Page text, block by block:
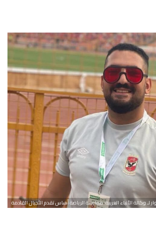
وكالة الأنباء العربية: ممارسة الرياضة أساس تقدم الأجيال القادمة